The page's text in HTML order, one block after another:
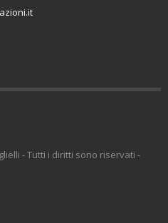
- Tutti i diritti sono riservati -